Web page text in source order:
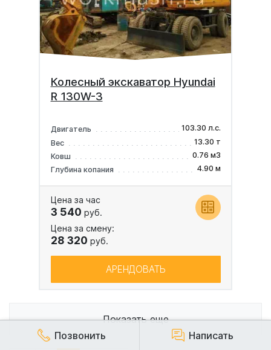
Колесный экскаватор Hyundai
R 130W-3
Двигатель
103.30 л.с.
Вес
13.30 т
Ковш
0.76 м3
Глубина копания
4.90 м
Цена за час
3 540 руб.
Цена за смену:
28 320 руб.
АРЕНДОВАТЬ
Показать еще
Позвонить
Написать